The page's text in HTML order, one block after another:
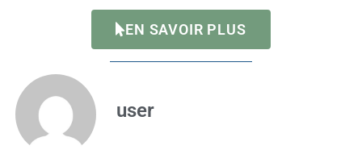
EN SAVOIR PLUS
user